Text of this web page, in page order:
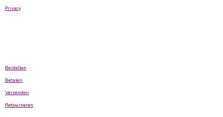
Privacy
Bestellen
Betalen
Verzenden
Retourneren